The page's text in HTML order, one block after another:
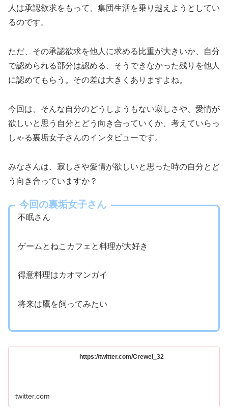
人は承認欲求をもって、集団生活を乗り越えようとしてい
るのです。
ただ、その承認欲求を他人に求める比重が大きいか、自分
で認められる部分は認める、そうできなかった残りを他人
に認めてもらう。その差は大きくありますよね。
今回は、そんな自分のどうしようもない寂しさや、愛情が
欲しいと思う自分とどう向き合っていくか、考えていらっ
しゃる裏垢女子さんのインタビューです。
みなさんは、寂しさや愛情が欲しいと思った時の自分とど
う向き合っていますか？
今回の裏垢女子さん
不眠さん
ゲームとねこカフェと料理が大好き
得意料理はカオマンガイ
将来は鷹を飼ってみたい
https://twitter.com/Crewel_32
twitter.com